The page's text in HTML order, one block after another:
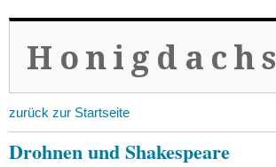
Honigdachs
zurück zur Startseite
Drohnen und Shakespeare